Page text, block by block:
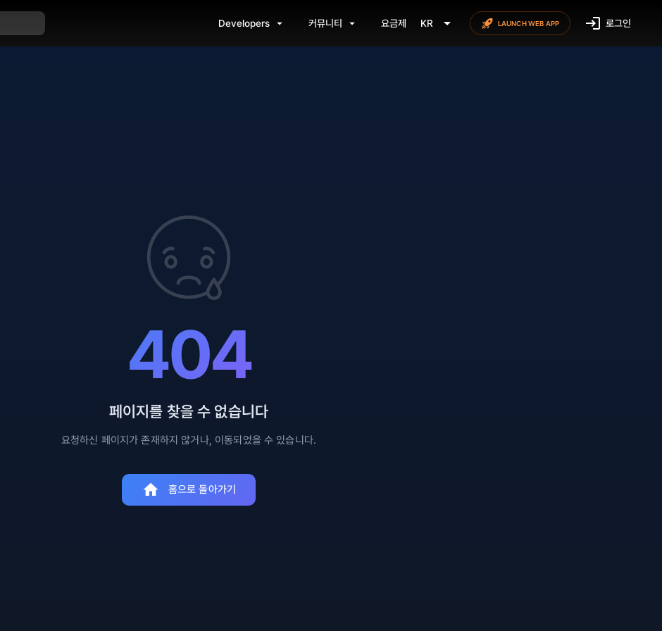
Developers 커뮤니티 요금제 KR LAUNCH WEB APP 로그인
404
페이지를 찾을 수 없습니다
요청하신 페이지가 존재하지 않거나, 이동되었을 수 있습니다.
홈으로 돌아가기